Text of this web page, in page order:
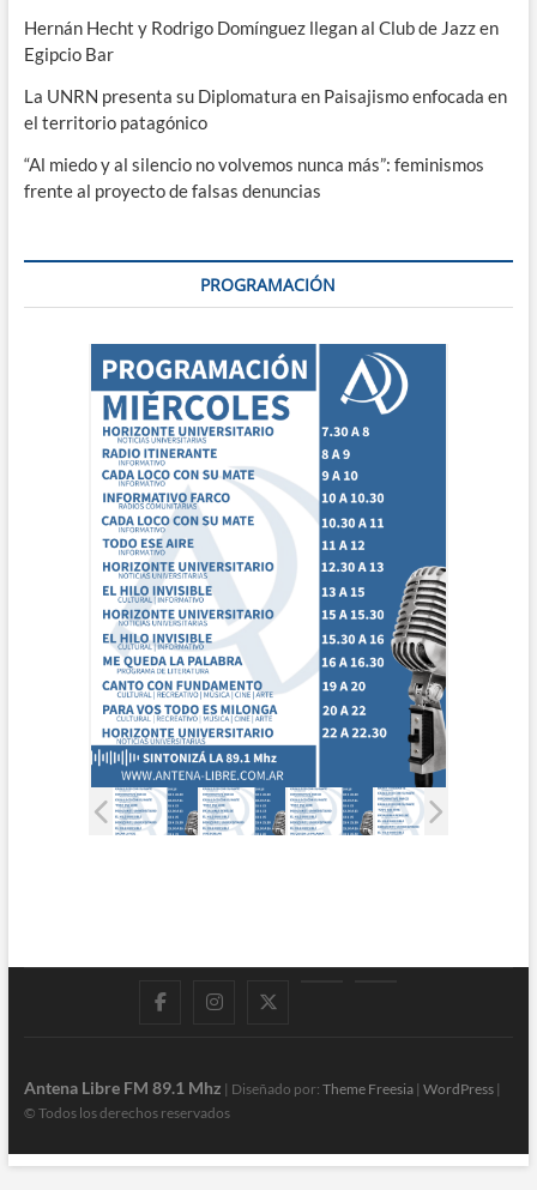
Hernán Hecht y Rodrigo Domínguez llegan al Club de Jazz en
Egipcio Bar
La UNRN presenta su Diplomatura en Paisajismo enfocada en
el territorio patagónico
“Al miedo y al silencio no volvemos nunca más”: feminismos
frente al proyecto de falsas denuncias
PROGRAMACIÓN
FacebookInstagram
Antena Libre FM 89.1 Mhz | Diseñado por: Theme Freesia| WordPress|
© Todos los derechos reservados